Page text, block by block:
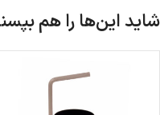
شاید این‌ها را هم